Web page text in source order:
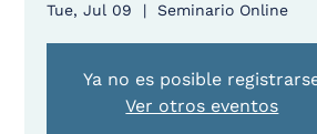
Tue, Jul 09
  |
Seminario Online
Ya no es posible
Ver otros eventos